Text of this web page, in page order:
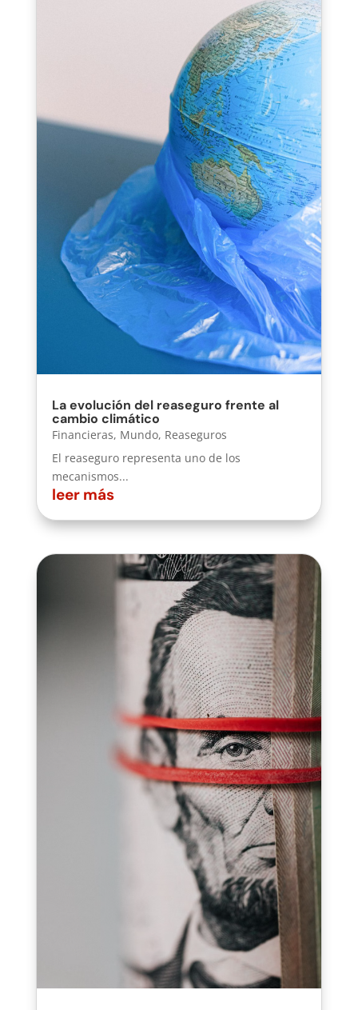
La evolución del reaseguro frente al
cambio climático
Financieras, Mundo, Reaseguros
El reaseguro representa uno de los
mecanismos...
leer más